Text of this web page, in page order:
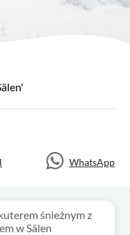
WhatsApp
śnieżnym z
w Sälen